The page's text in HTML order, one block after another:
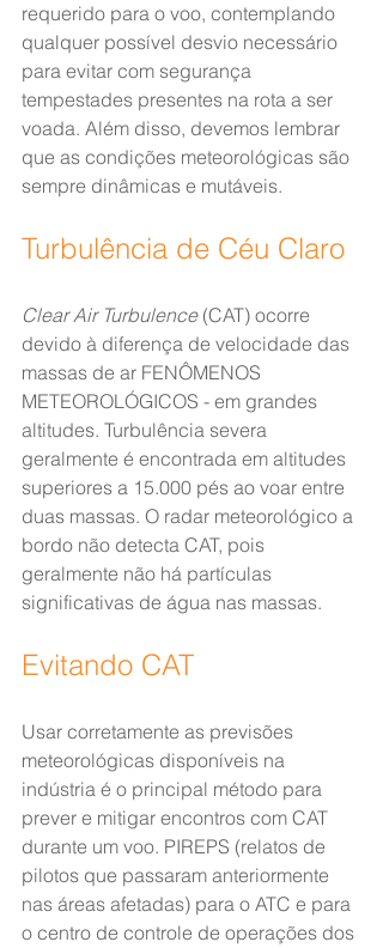
requerido para o voo, contemplando
qualquer possível desvio necessário
para evitar com segurança
tempestades presentes na rota a ser
voada. Além disso, devemos lembrar
que as condições meteorológicas são
sempre dinâmicas e mutáveis.
Turbulência de Céu Claro
Clear Air Turbulence (CAT) ocorre
devido à diferença de velocidade das
massas de ar FENÔMENOS
METEOROLÓGICOS - em grandes
altitudes. Turbulência severa
geralmente é encontrada em altitudes
superiores a 15.000 pés ao voar entre
duas massas. O radar meteorológico a
bordo não detecta CAT, pois
geralmente não há partículas
significativas de água nas massas.
Evitando CAT
Usar corretamente as previsões
meteorológicas disponíveis na
indústria é o principal método para
prever e mitigar encontros com CAT
durante um voo. PIREPS (relatos de
pilotos que passaram anteriormente
nas áreas afetadas) para o ATC e para
o centro de controle de operações dos